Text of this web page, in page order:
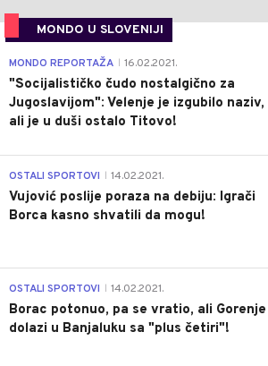
MONDO U SLOVENIJI
MONDO REPORTAŽA 16.02.2021.
"Socijalističko čudo nostalgično za
Jugoslavijom": Velenje je izgubilo naziv,
ali je u duši ostalo Titovo!
OSTALI SPORTOVI 14.02.2021.
Vujović poslije poraza na debiju: Igrači
Borca kasno shvatili da mogu!
OSTALI SPORTOVI 14.02.2021.
Borac potonuo, pa se vratio, ali Gorenje
dolazi u Banjaluku sa "plus četiri"!